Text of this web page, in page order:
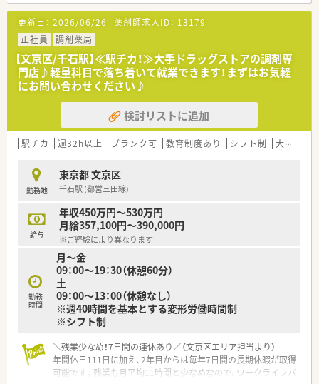
【法人特徴について】
■創業100年以上の歴史を持ち、地域住民の健康を長きにわたり
サポートし続けている企業です。
■茗荷谷駅前の本店を中心に文京区内で4店舗を展開し、地域密
着型の薬局づくりを進めております。
■調剤だけでなくOTC、雑貨、化粧品の販売も手掛け、地域住民
の健康を多角的にサポートしています。
【職場環境と雰囲気】
■入社3年後の定着率が90％以上と高く、平均勤続年数14年と従
業員の満足度が非常に高い職場です。
好で風通しの良い環境です。
■経営者が薬剤師で常に現場に出ているため、現場の意見が経営
に反映されやすい環境です。
【こんな取り組みをしています】
■薬剤師国保に加入していますが、社会保険と同等の待遇となる
よう差額を手当として支給しています。
■育児休業からの復職率は100%であり、仕事と子育てを両立し
やすい環境を会社全体で支援しています。
■患者様第一の方針でノルマは一切なく、安心して医療提供に専
念できる環境を整備しています。
更新日： 2026/06/26 薬剤師求人ID： 13179
正社員
調剤薬局
【文京区/千石駅】≪駅チカ！≫大手ドラッグストアの調剤専
門店♪軽量科目で落ち着いて就業できます！まずはお気軽
にお問い合わせください♪
検討リストに追加
駅チカ 週32h以上 ブランク可 教育制度あり シフト制 大手チェーン
勤務地
東京都 文京区
千石駅 (都営三田線)
給与
年収450万円～530万円
月給357,100円～390,000円
※ご経験により異なります
勤務
時間
月～金
09：00～19：30（休憩60分）
土
09：00～13：00（休憩なし）
※週40時間を基本とする変形労働時間制
※シフト制
＼残業少なめ！7日間の連休あり／（文京区エリア担当より）
年間休日111日に加え、2年目からは毎年7日間の長期休暇が取得
可能です。残業も月平均11時間と少なめなので、ワークライフバ